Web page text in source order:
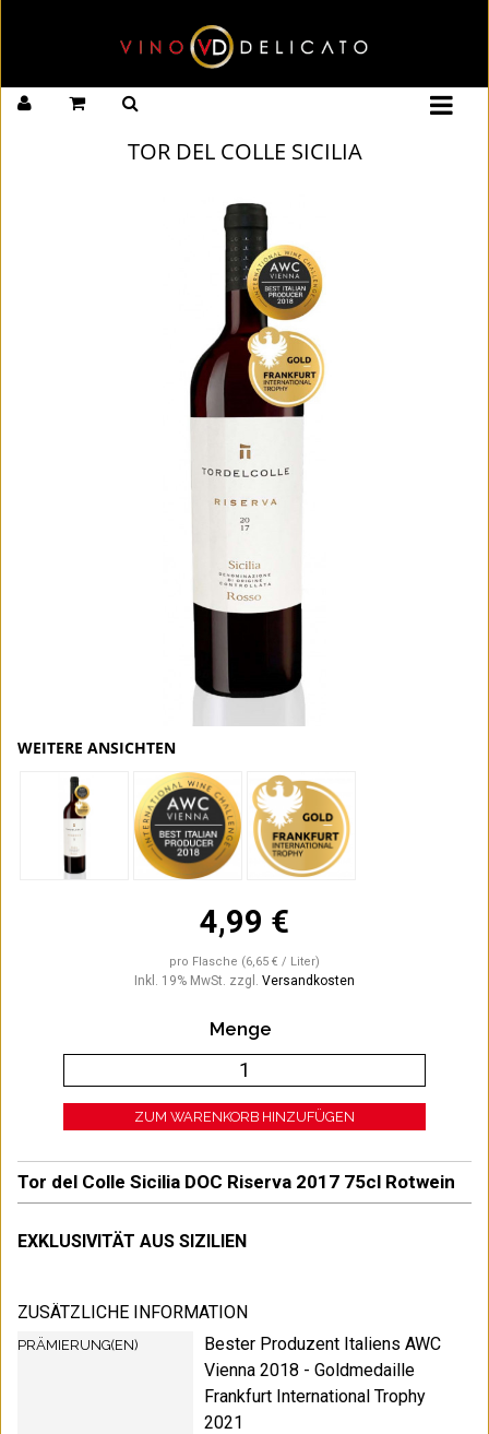
TOR DEL COLLE SICILIA
WEITERE ANSICHTEN
4,99 €
pro Flasche (6,65 € / Liter)
Inkl. 19% MwSt. zzgl. Versandkosten
Menge
ZUM WARENKORB HINZUFÜGEN
Tor del Colle Sicilia DOC Riserva 2017 75cl Rotwein
EXKLUSIVITÄT AUS SIZILIEN
ZUSÄTZLICHE INFORMATION
PRÄMIERUNG(EN)
Bester Produzent Italiens AWC
Vienna 2018 - Goldmedaille
Frankfurt International Trophy
2021